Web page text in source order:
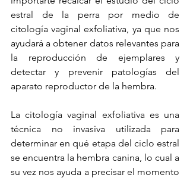
estral de la perra por medio de
citología vaginal exfoliativa, ya que nos
ayudará a obtener datos relevantes para
la reproducción de ejemplares y
detectar y prevenir patologías del
aparato reproductor de la hembra.
La citología vaginal exfoliativa es una
técnica no invasiva utilizada para
determinar en qué etapa del ciclo estral
se encuentra la hembra canina, lo cual a
su vez nos ayuda a precisar el momento